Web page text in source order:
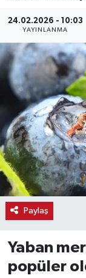
24.02.2026 - 10:03
YAYINLANMA
Paylaş
Yaban
popüler
Haber
Haber
Kültür-
Magazin
Resmi
Sağlık
Seri İlan
Siyaset